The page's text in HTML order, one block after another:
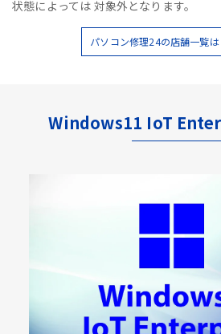
状態によっては 対象外となります。
パソコン修理24の店舗一覧は
Windows11 IoT